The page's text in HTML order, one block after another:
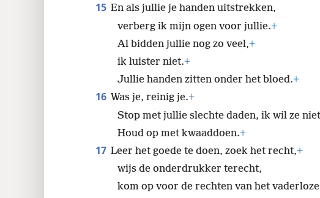
15 En als jullie je handen uitstrekken,
verberg ik mijn ogen voor jullie.+
Al bidden jullie nog zo veel,+
ik luister niet.+
Jullie handen zitten onder het bloed.+
16 Was je, reinig je.+
Stop met jullie slechte daden, ik wil ze
Houd op met kwaaddoen.+
17 Leer het goede te doen, zoek het recht,+
wijs de onderdrukker terecht,
kom op voor de rechten van het